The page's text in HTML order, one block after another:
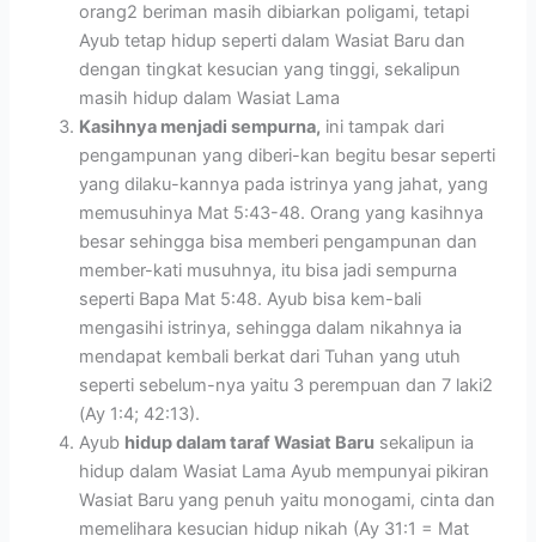
orang2 beriman masih dibiarkan poligami, tetapi
Ayub tetap hidup seperti dalam Wasiat Baru dan
dengan tingkat kesucian yang tinggi, sekalipun
masih hidup dalam Wasiat Lama
Kasihnya menjadi sempurna, ini tampak dari
pengampunan yang diberi-kan begitu besar seperti
yang dilaku-kannya pada istrinya yang jahat, yang
memusuhinya Mat 5:43-48. Orang yang kasihnya
besar sehingga bisa memberi pengampunan dan
member-kati musuhnya, itu bisa jadi sempurna
seperti Bapa Mat 5:48. Ayub bisa kem-bali
mengasihi istrinya, sehingga dalam nikahnya ia
mendapat kembali berkat dari Tuhan yang utuh
seperti sebelum-nya yaitu 3 perempuan dan 7 laki2
(Ay 1:4; 42:13).
Ayub hidup dalam taraf Wasiat Baru sekalipun ia
hidup dalam Wasiat Lama Ayub mempunyai pikiran
Wasiat Baru yang penuh yaitu monogami, cinta dan
memelihara kesucian hidup nikah (Ay 31:1 = Mat